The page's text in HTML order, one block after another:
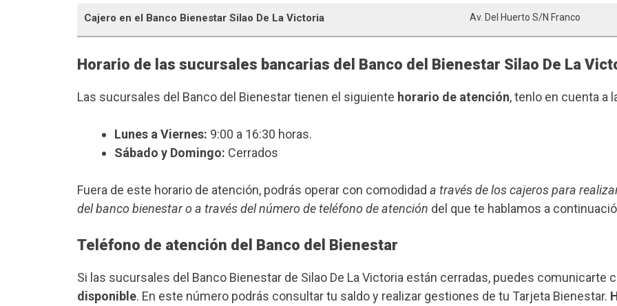
Cajero en el Banco Bienestar Silao De La Victoria Av. Del Huerto S/n Franco
Horario de las sucursales bancarias del Banco del Bienestar Silao De La
Las sucursales del Banco del Bienestar tienen el siguiente horario de atención, tenlo en cuenta a
Lunes a Viernes: 9:00 a 16:30 horas.
Sábado y Domingo: Cerrados
Fuera de este horario de atención, podrás operar con comodidad a través de los cajeros para
del banco bienestar o a través del número de teléfono de atención del que te hablamos a
Teléfono de atención del Banco del Bienestar
Si las sucursales del Banco Bienestar de Silao De La Victoria están cerradas, puedes comunicarte
disponible. En este número podrás consultar tu saldo y realizar gestiones de tu Tarjeta Bienestar.